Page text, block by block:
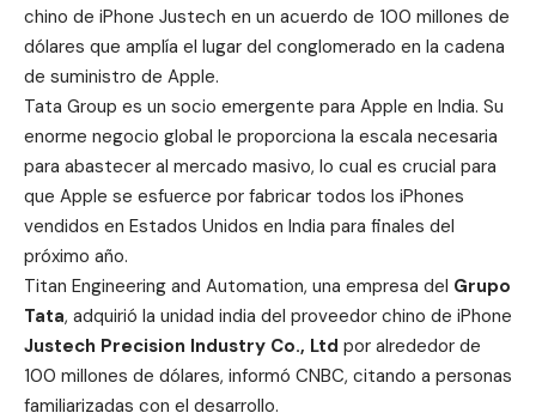
chino de iPhone Justech en un acuerdo de 100 millones de
dólares que amplía el lugar del conglomerado en la cadena
de suministro de Apple.
Tata Group es un socio emergente para Apple en India. Su
enorme negocio global le proporciona la escala necesaria
para abastecer al mercado masivo, lo cual es crucial para
que Apple se esfuerce por fabricar todos los iPhones
vendidos en Estados Unidos en India para finales del
próximo año.
Titan Engineering and Automation, una empresa del Grupo
Tata, adquirió la unidad india del proveedor chino de iPhone
Justech Precision Industry Co., Ltd por alrededor de
100 millones de dólares, informó CNBC, citando a personas
familiarizadas con el desarrollo.